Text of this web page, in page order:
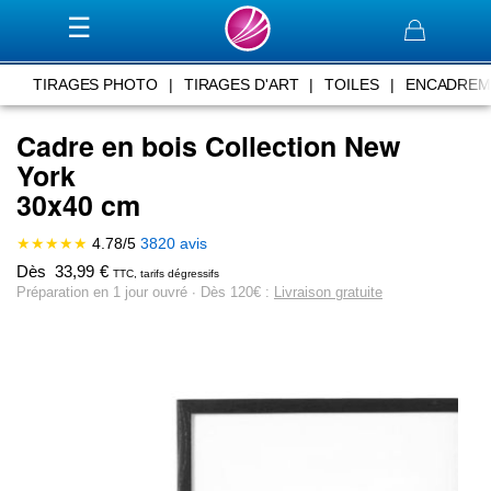
Panier
TIRAGES PHOTO | TIRAGES D'ART | TOILES |
Cadre en bois Collection New
York
30x40 cm
★★★★★ 4.78/5 3820 avis
Dès 33,99 € TTC, tarifs dégressifs
Préparation en 1 jour ouvré ∙ Dès 120€ : Livraison gratuite